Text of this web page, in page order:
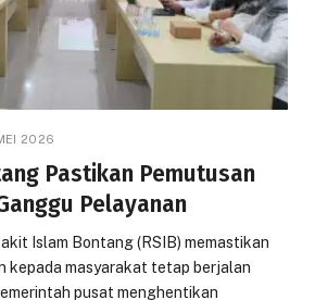
2026
Pastikan Pemutusan
Pelayanan
Islam Bontang (RSIB) memastikan
kepada masyarakat tetap berjalan
pusat menghentikan